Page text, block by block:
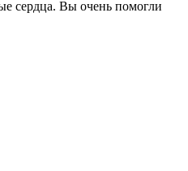
сердца. Вы очень помогли